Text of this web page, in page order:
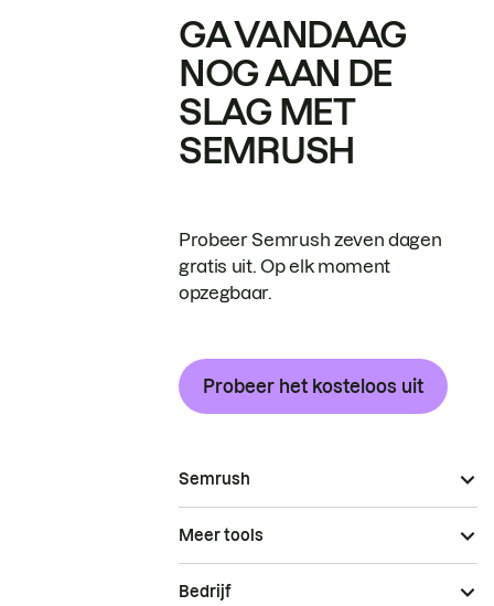
GA VANDAAG
NOG AAN DE
SLAG MET
SEMRUSH
Probeer Semrush zeven dagen
gratis uit. Op elk moment
opzegbaar.
Probeer het kosteloos uit
Semrush
Meer tools
Bedrijf